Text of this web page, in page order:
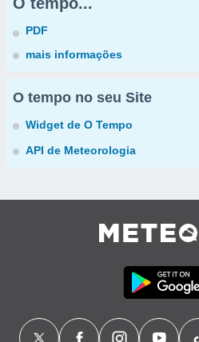
PDF
mais informações
O tempo no seu Site
Widget de O Tempo
API de Meteorologia